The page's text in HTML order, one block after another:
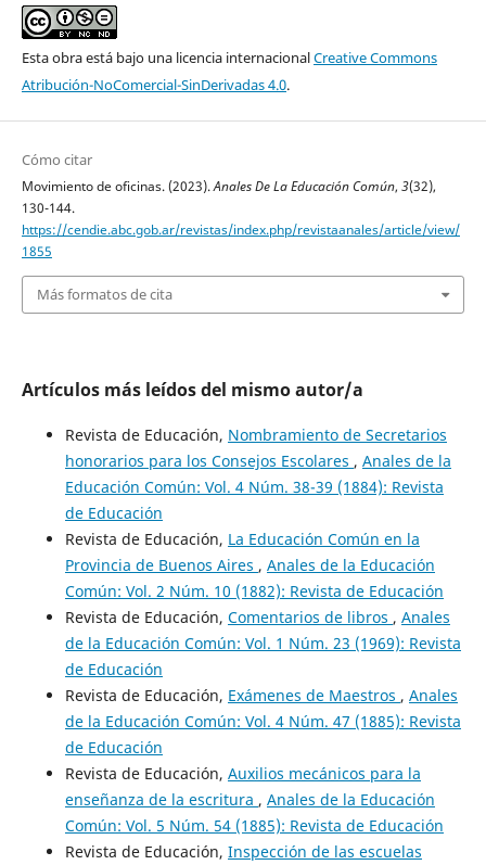
Esta obra está bajo una licencia internacionalCreative Commons
Atribución-NoComercial-SinDerivadas 4.0.
Cómo citar
Movimiento de oficinas. (2023).Anales De La Educación Común, 3(32),
130-144.
https://cendie.abc.gob.ar/revistas/index.php/revistaanales/article/view/
1855
Más formatos de cita
Artículos más leídos del mismo autor/a
Revista de Educación, Nombramiento de Secretarios
honorarios para los Consejos Escolares , Anales de la
Educación Común: Vol. 4 Núm. 38-39 (1884): Revista
de Educación
Revista de Educación, La Educación Común en la
Provincia de Buenos Aires , Anales de la Educación
Común: Vol. 2 Núm. 10 (1882): Revista de Educación
Revista de Educación, Comentarios de libros , Anales
de la Educación Común: Vol. 1 Núm. 23 (1969): Revista
de Educación
Revista de Educación, Exámenes de Maestros , Anales
de la Educación Común: Vol. 4 Núm. 47 (1885): Revista
de Educación
Revista de Educación, Auxilios mecánicos para la
enseñanza de la escritura , Anales de la Educación
Común: Vol. 5 Núm. 54 (1885): Revista de Educación
Revista de Educación, Inspección de las escuelas